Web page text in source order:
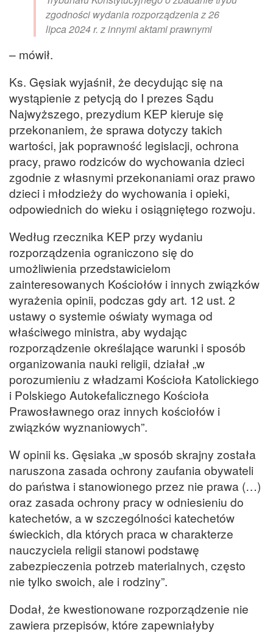
zgodności wydania rozporządzenia z 26
lipca 2024 r. z innymi aktami prawnymi
– mówił.
Ks. Gęsiak wyjaśnił, że decydując się na
wystąpienie z petycją do I prezes Sądu
Najwyższego, prezydium KEP kieruje się
przekonaniem, że sprawa dotyczy takich
wartości, jak poprawność legislacji, ochrona
pracy, prawo rodziców do wychowania dzieci
zgodnie z własnymi przekonaniami oraz prawo
dzieci i młodzieży do wychowania i opieki,
odpowiednich do wieku i osiągniętego rozwoju.
Według rzecznika KEP przy wydaniu
rozporządzenia ograniczono się do
umożliwienia przedstawicielom
zainteresowanych Kościołów i innych związków
wyrażenia opinii, podczas gdy art. 12 ust. 2
ustawy o systemie oświaty wymaga od
właściwego ministra, aby wydając
rozporządzenie określające warunki i sposób
organizowania nauki religii, działał „w
porozumieniu z władzami Kościoła Katolickiego
i Polskiego Autokefalicznego Kościoła
Prawosławnego oraz innych kościołów i
związków wyznaniowych”.
W opinii ks. Gęsiaka „w sposób skrajny została
naruszona zasada ochrony zaufania obywateli
do państwa i stanowionego przez nie prawa (…)
oraz zasada ochrony pracy w odniesieniu do
katechetów, a w szczególności katechetów
świeckich, dla których praca w charakterze
nauczyciela religii stanowi podstawę
zabezpieczenia potrzeb materialnych, często
nie tylko swoich, ale i rodziny”.
Dodał, że kwestionowane rozporządzenie nie
zawiera przepisów, które zapewniałyby